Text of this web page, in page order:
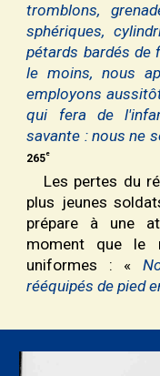
tromblons,
sphériques,
pétards bardés de
le moins, nous
employons
qui fera de
savante : nous ne
265e
Les pertes du
plus jeunes
prépare à une
moment que le
uniformes : «
rééquipés de pied